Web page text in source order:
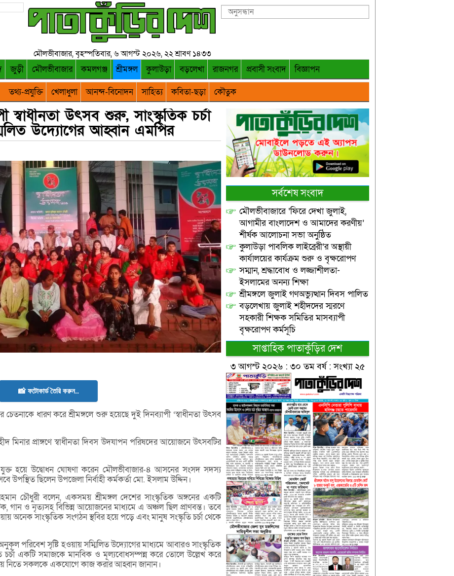
মৌলভীবাজার, বৃহস্পতিবার, ৬ আগস্ট ২০২৬, ২২ শ্রাবণ ১৪৩৩
জুড়ী মৌলভীবাজার কমলগঞ্জ শ্রীমঙ্গল কুলাউড়া বড়লেখা রাজনগর প্রবাসী সংবাদ
বিজ্ঞাপন
তথ্য-প্রযুক্তি
খেলাধুলা আনন্দ-বিনোদন সাহিত্য কবিতা-ছড়া কৌতুক
স্বাধীনতা উৎসব শুরু, সাংস্কৃতিক চর্চা
উদ্যোগের আহ্বান এমপির
📸 ফটোকার্ড তৈরি করুন..
চেতনাকে ধারণ করে শ্রীমঙ্গলে শুরু হয়েছে দুই দিনব্যাপী ‘স্বাধীনতা উৎসব
মিনার প্রাঙ্গণে স্বাধীনতা দিবস উদযাপন পরিষদের আয়োজনে উৎসবটির
যুক্ত হয়ে উদ্বোধন ঘোষণা করেন মৌলভীবাজার-৪ আসনের সংসদ সদস্য
উপস্থিত ছিলেন উপজেলা নির্বাহী কর্মকর্তা মো. ইসলাম উদ্দিন।
চৌধুরী বলেন, একসময় শ্রীমঙ্গল দেশের সাংস্কৃতিক অঙ্গনের একটি
গান ও নৃত্যসহ বিভিন্ন আয়োজনের মাধ্যমে এ অঞ্চল ছিল প্রাণবন্ত। তবে
অনেক সাংস্কৃতিক সংগঠন স্থবির হয়ে পড়ে এবং মানুষ সংস্কৃতি চর্চা থেকে
পরিবেশ সৃষ্টি হওয়ায় সম্মিলিত উদ্যোগের মাধ্যমে আবারও সাংস্কৃতিক
চর্চা একটি সমাজকে মানবিক ও মূল্যবোধসম্পন্ন করে তোলে উল্লেখ করে
নিতে সকলকে একযোগে কাজ করার আহ্বান জানান।
সর্বশেষ সংবাদ
মৌলভীবাজারে ‘ফিরে দেখা জুলাই,
আগামীর বাংলাদেশ ও আমাদের করণীয়’
শীর্ষক আলোচনা সভা অনুষ্ঠিত
কুলাউড়া পাবলিক লাইব্রেরী’র অস্থায়ী
কার্যালয়ের কার্যক্রম শুরু ও বৃক্ষরোপণ
সম্মান, শ্রদ্ধাবোধ ও লজ্জাশীলতা-
ইসলামের অনন্য শিক্ষা
শ্রীমঙ্গলে জুলাই গণঅভ্যুত্থান দিবস পালিত
বড়লেখায় জুলাই শহীদদের স্মরণে
সহকারী শিক্ষক সমিতির মাসব্যাপী
বৃক্ষরোপণ কর্মসূচি
সাপ্তাহিক পাতাকুঁড়ির দেশ
৩ আগস্ট ২০২৬ : ৩০ তম বর্ষ : সংখ্যা ২৫